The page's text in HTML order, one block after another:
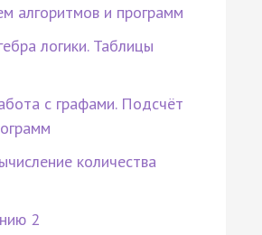
алгоритмов и программ
логики. Таблицы
с графами. Подсчёт
количества
2